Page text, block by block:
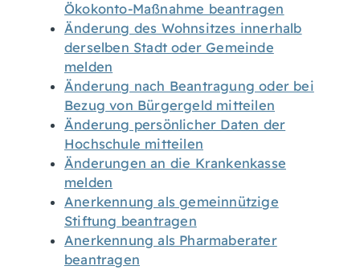
Ökokonto-Maßnahme beantragen
Änderung des Wohnsitzes innerhalb
derselben Stadt oder Gemeinde
melden
Änderung nach Beantragung oder bei
Bezug von Bürgergeld mitteilen
Änderung persönlicher Daten der
Hochschule mitteilen
Änderungen an die Krankenkasse
melden
Anerkennung als gemeinnützige
Stiftung beantragen
Anerkennung als Pharmaberater
beantragen